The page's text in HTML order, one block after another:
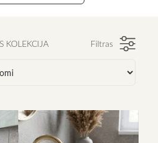
KOLEKCIJA Filtras